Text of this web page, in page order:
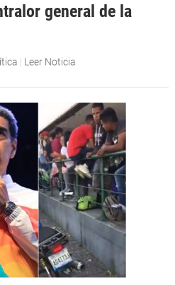
general de la
| Leer Noticia